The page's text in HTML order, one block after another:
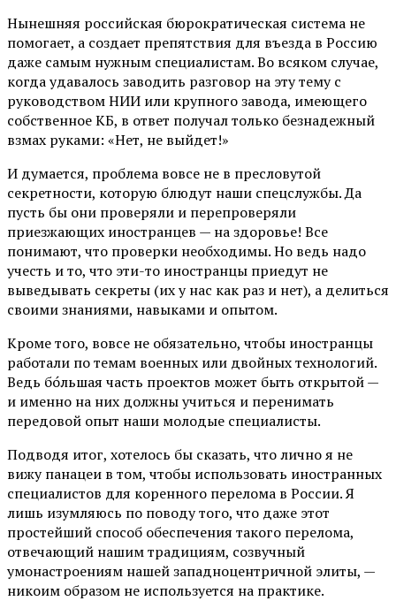
Нынешняя российская бюрократическая система не
помогает, а создает препятствия для въезда в Россию
даже самым нужным специалистам. Во всяком случае,
когда удавалось заводить разговор на эту тему с
руководством НИИ или крупного завода, имеющего
собственное КБ, в ответ получал только безнадежный
взмах руками: «Нет, не выйдет!»
И думается, проблема вовсе не в пресловутой
секретности, которую блюдут наши спецслужбы. Да
пусть бы они проверяли и перепроверяли
приезжающих иностранцев — на здоровье! Все
понимают, что проверки необходимы. Но ведь надо
учесть и то, что эти-то иностранцы приедут не
выведывать секреты (их у нас как раз и нет), а делиться
своими знаниями, навыками и опытом.
Кроме того, вовсе не обязательно, чтобы иностранцы
работали по темам военных или двойных технологий.
Ведь бо́льшая часть проектов может быть открытой —
и именно на них должны учиться и перенимать
передовой опыт наши молодые специалисты.
Подводя итог, хотелось бы сказать, что лично я не
вижу панацеи в том, чтобы использовать иностранных
специалистов для коренного перелома в России. Я
лишь изумляюсь по поводу того, что даже этот
простейший способ обеспечения такого перелома,
отвечающий нашим традициям, созвучный
умонастроениям нашей западноцентричной элиты, —
никоим образом не используется на практике.